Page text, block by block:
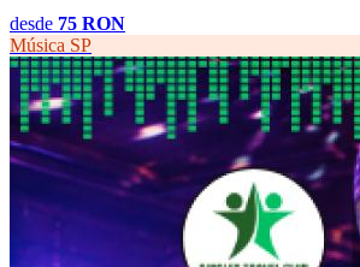
desde 75 RON
Música SP